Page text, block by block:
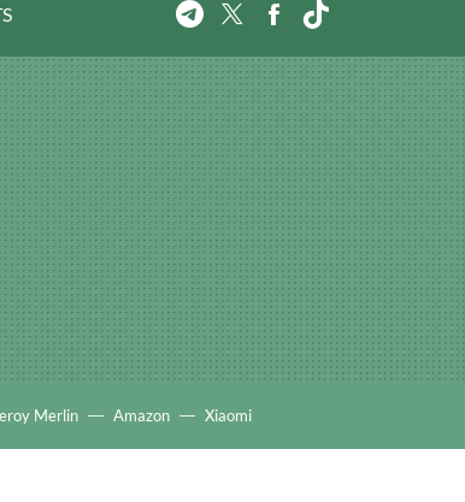
TelegramTwitterFacebook
Merlin Amazon Xiaomi